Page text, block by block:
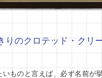
のクロテッド・クリ
いものと言えば、必ず名前が